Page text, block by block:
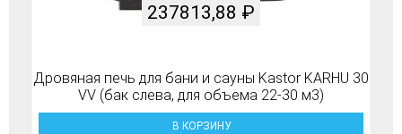
Дровяная печь для бани и сауны Kastor KARHU 30
VV (бак слева, для объема 22-30 м3)
237813,88 ₽
В КОРЗИНУ